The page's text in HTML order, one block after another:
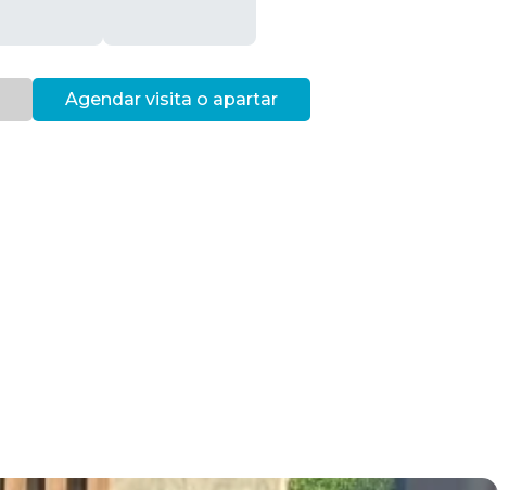
Agendar visita o apartar